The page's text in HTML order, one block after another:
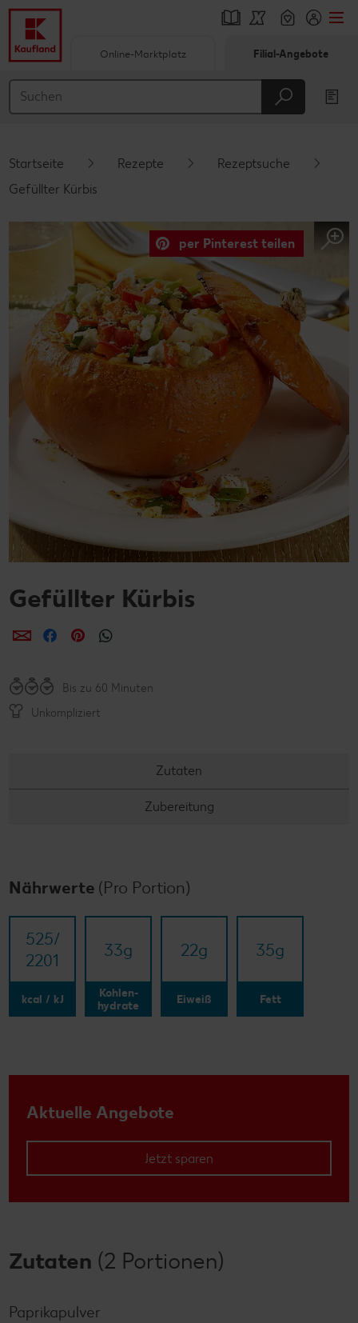
Hauptinhalt
Schwebender Seitenbereich
Online-Marktplatz Filial-Angebote
Startseite Rezepte
Rezeptsuche
Gefüllter Kürbis
per Pinterest teilen
Gefüllter Kürbis
per E-Mail teilen
per Facebook teilen
per Pinterest teilen
Bis zu 60 Minuten
Unkompliziert
Zutaten
Zubereitung
Nährwerte (Pro Portion)
525/​
2201
kcal / kJ
33g
Kohlen-
hydrate
22g
Eiweiß
35g
Fett
Aktuelle Angebote
Jetzt sparen
Zutaten (2 Portionen)
Paprikapulver